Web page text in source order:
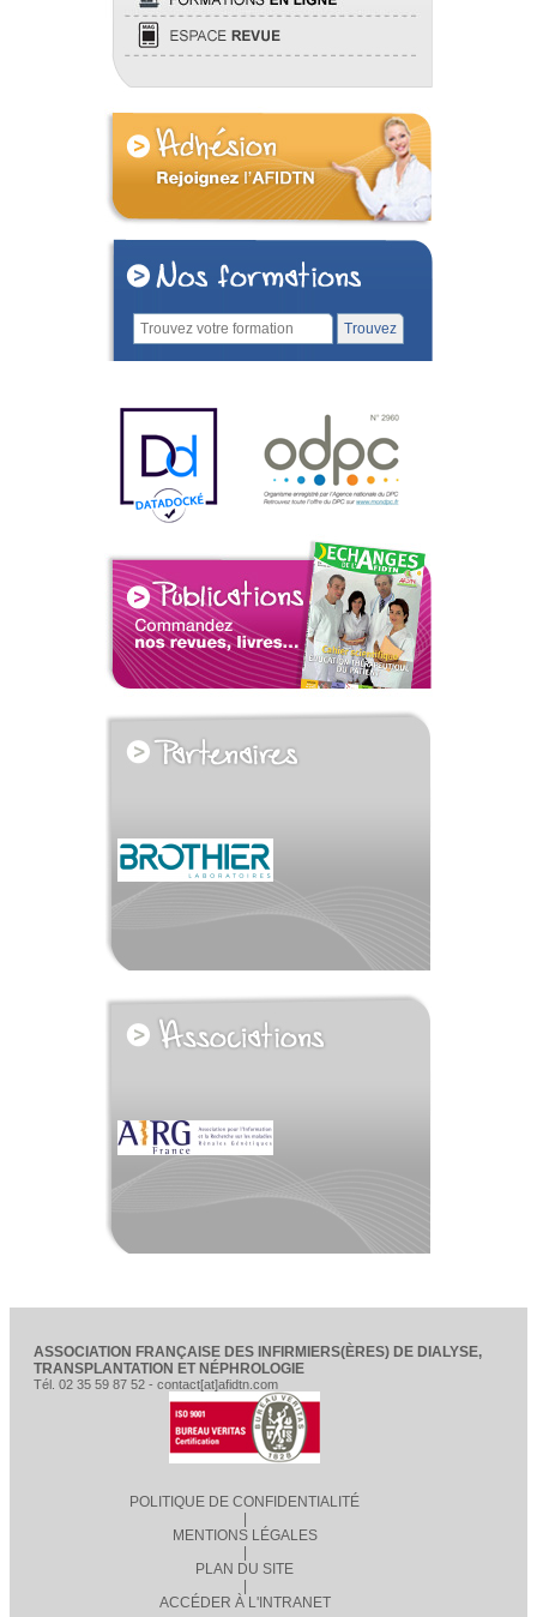
voir tous les partenaires
ASSOCIATION FRANÇAISE DES INFIRMIERS(ÈRES) DE DIALYSE,
TRANSPLANTATION ET NÉPHROLOGIE
Tél. 02 35 59 87 52 - contact[at]afidtn.com
POLITIQUE DE CONFIDENTIALITÉ
MENTIONS LÉGALES
PLAN DU SITE
ACCÉDER À L'INTRANET